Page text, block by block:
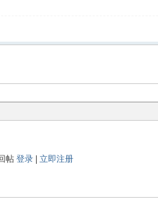
帖 登录| 立即注册